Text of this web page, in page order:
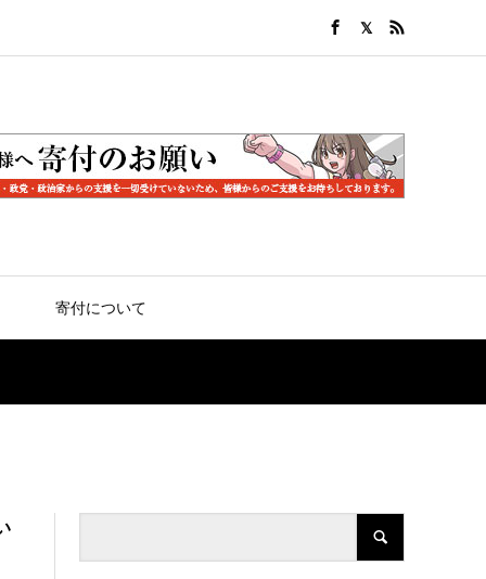
寄付について